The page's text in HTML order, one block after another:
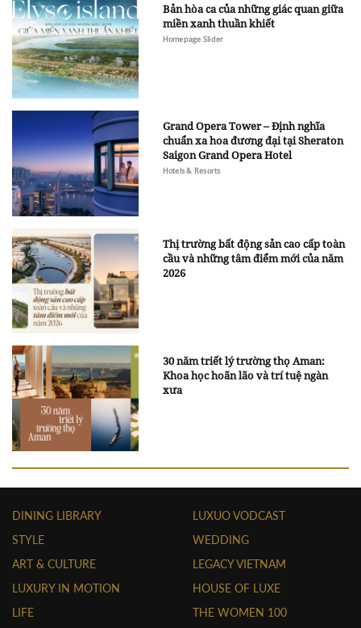
Bản hòa ca của những giác quan giữa
miền xanh thuần khiết
Homepage Slider
Grand Opera Tower – Định nghĩa
chuẩn xa hoa đương đại tại Sheraton
Saigon Grand Opera Hotel
Hotels & Resorts
Thị trường bất động sản cao cấp toàn
cầu và những tâm điểm mới của năm
2026
30 năm triết lý trường thọ Aman:
Khoa học hoãn lão và trí tuệ ngàn
xưa
DINING LIBRARY
STYLE
ART & CULTURE
LUXURY IN MOTION
LIFE
LUXUO VODCAST
WEDDING
LEGACY VIETNAM
HOUSE OF LUXE
THE WOMEN 100